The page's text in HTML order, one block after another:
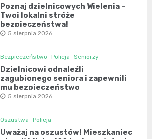
Poznaj dzielnicowych Wielenia –
Twoi lokalni stróże
bezpieczeństwa!
5 sierpnia 2026
Bezpieczeństwo Policja Seniorzy
Dzielnicowi odnaleźli
zagubionego seniora i zapewnili
mu bezpieczeństwo
5 sierpnia 2026
Oszustwa Policja
Uważaj na oszustów! Mieszkaniec